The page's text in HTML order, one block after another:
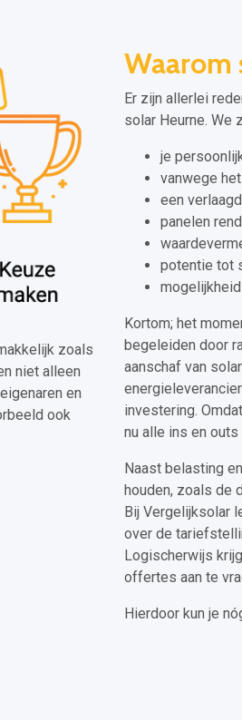
zoals
niet alleen
en
ook
Waarom
Er zijn allerlei
solar Heurne. We
je
vanwege
een
panelen
potentie tot
Kortom; het
begeleiden door
aanschaf van
investering.
nu alle ins en
Naast belasting
houden, zoals de
Bij Vergelijksolar
over de
Logischerwijs
offertes aan te
Hierdoor kun je